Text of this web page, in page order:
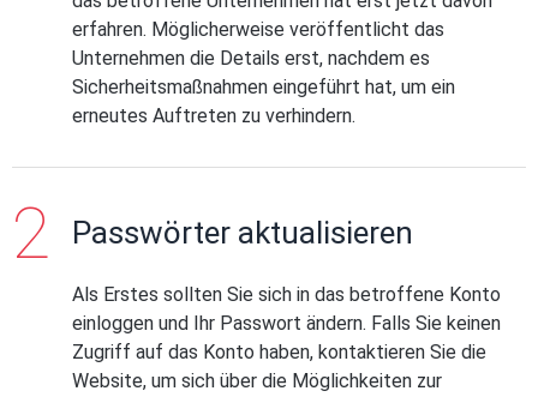
erfahren. Möglicherweise veröffentlicht das
Unternehmen die Details erst, nachdem es
Sicherheitsmaßnahmen eingeführt hat, um ein
erneutes Auftreten zu verhindern.
Passwörter aktualisieren
Als Erstes sollten Sie sich in das betroffene Konto
einloggen und Ihr Passwort ändern. Falls Sie keinen
Zugriff auf das Konto haben, kontaktieren Sie die
Website, um sich über die Möglichkeiten zur